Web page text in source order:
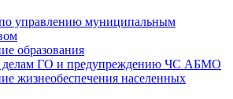
управлению муниципальным
образования
делам ГО и предупреждению ЧС АБМО
жизнеобеспечения населенных